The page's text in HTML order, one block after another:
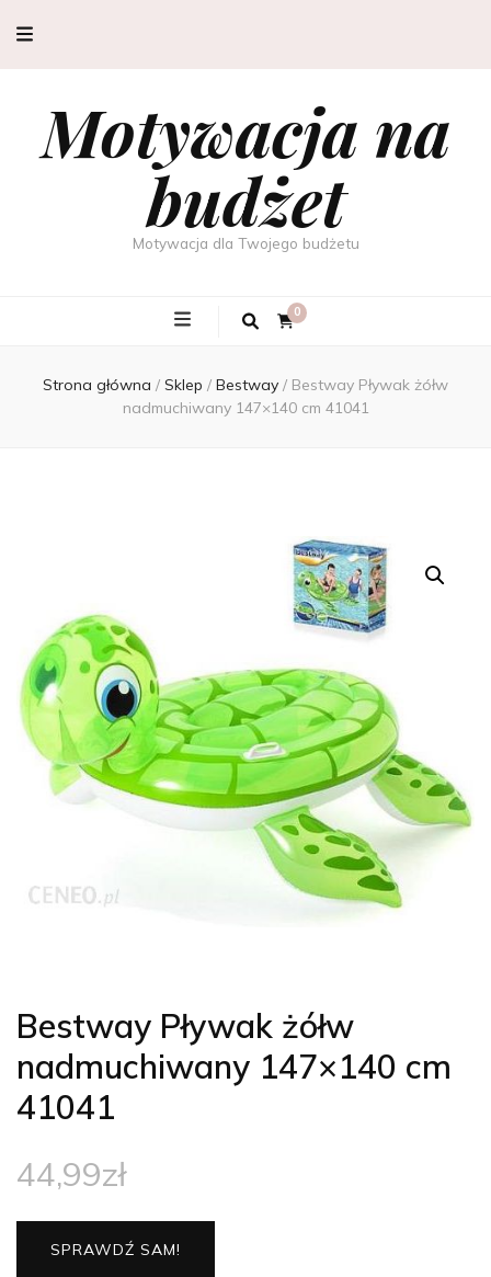
Motywacja na
budżet
Motywacja dla Twojego budżetu
0
Strona główna / Sklep / Bestway / Bestway Pływak żółw
nadmuchiwany 147×140 cm 41041
Bestway Pływak żółw
nadmuchiwany 147×140 cm
41041
44,99zł
SPRAWDŹ SAM!